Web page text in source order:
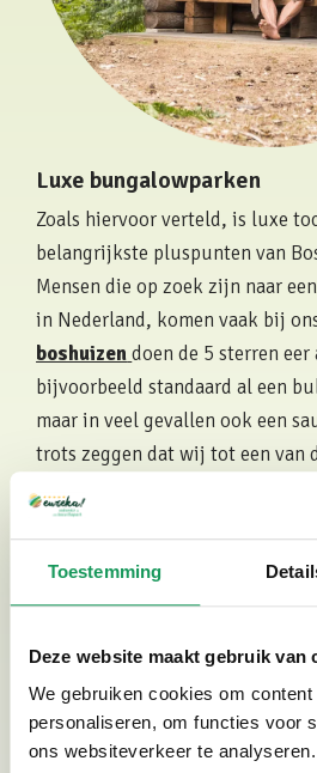
Toestemming
Deze website maakt gebruik van
We gebruiken cookies om
personaliseren, om functies voor
ons websiteverkeer te
Luxe bungalowparken
Zoals hiervoor verteld, is luxe
belangrijkste pluspunten van
Mensen die op zoek zijn naar
in Nederland, komen vaak bij
boshuizen doen de 5 sterren eer
bijvoorbeeld standaard al een
maar in veel gevallen ook een
trots zeggen dat wij tot een van
bungalowparken van Nederland
andere gasten van ons vinden?
Top Beoordeling van 4,7